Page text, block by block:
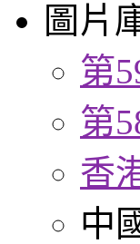
圖片
第
第
香
中